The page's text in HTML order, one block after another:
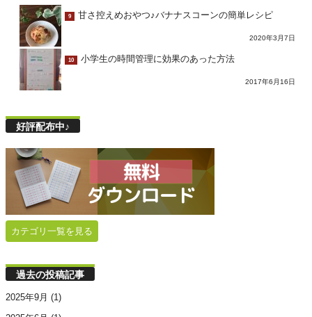
9 甘さ控えめおやつ♪バナナスコーンの簡単レシピ
2020年3月7日
10 小学生の時間管理に効果のあった方法
2017年6月16日
好評配布中♪
カテゴリ一覧を見る
過去の投稿記事
2025年9月 (1)